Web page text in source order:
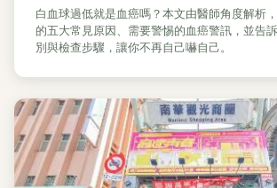
白血球過低就是血癌嗎？本文由醫師角度解析
的五大常見原因、需要警惕的血癌警訊，並告
別與檢查步驟，讓你不再自己嚇自己。